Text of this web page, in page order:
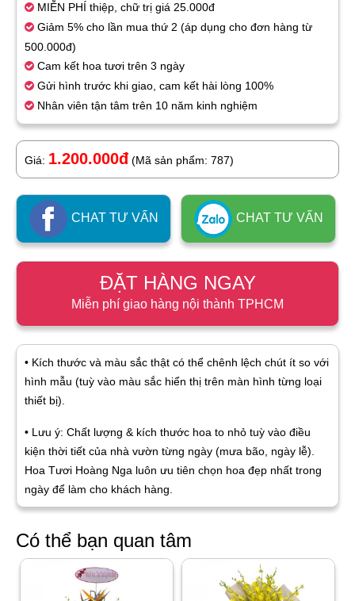
MIỄN PHÍ thiệp, chữ trị giá 25.000đ
Giảm 5% cho lần mua thứ 2 (áp dụng cho đơn hàng từ
500.000đ)
Cam kết hoa tươi trên 3 ngày
Gửi hình trước khi giao, cam kết hài lòng 100%
Nhân viên tận tâm trên 10 năm kinh nghiệm
Giá: 1.200.000đ (Mã sản phẩm: 787)
CHAT TƯ VẤN CHAT TƯ VẤN
ĐẶT HÀNG NGAY
Miễn phí giao hàng nội thành TPHCM
• Kích thước và màu sắc thật có thể chênh lệch chút ít so với
hình mẫu (tuỳ vào màu sắc hiển thị trên màn hình từng loại
thiết bị).
• Lưu ý: Chất lượng & kích thước hoa to nhỏ tuỳ vào điều
kiện thời tiết của nhà vườn từng ngày (mưa bão, ngày lễ).
Hoa Tươi Hoàng Nga luôn ưu tiên chọn hoa đẹp nhất trong
ngày để làm cho khách hàng.
Có thể bạn quan tâm